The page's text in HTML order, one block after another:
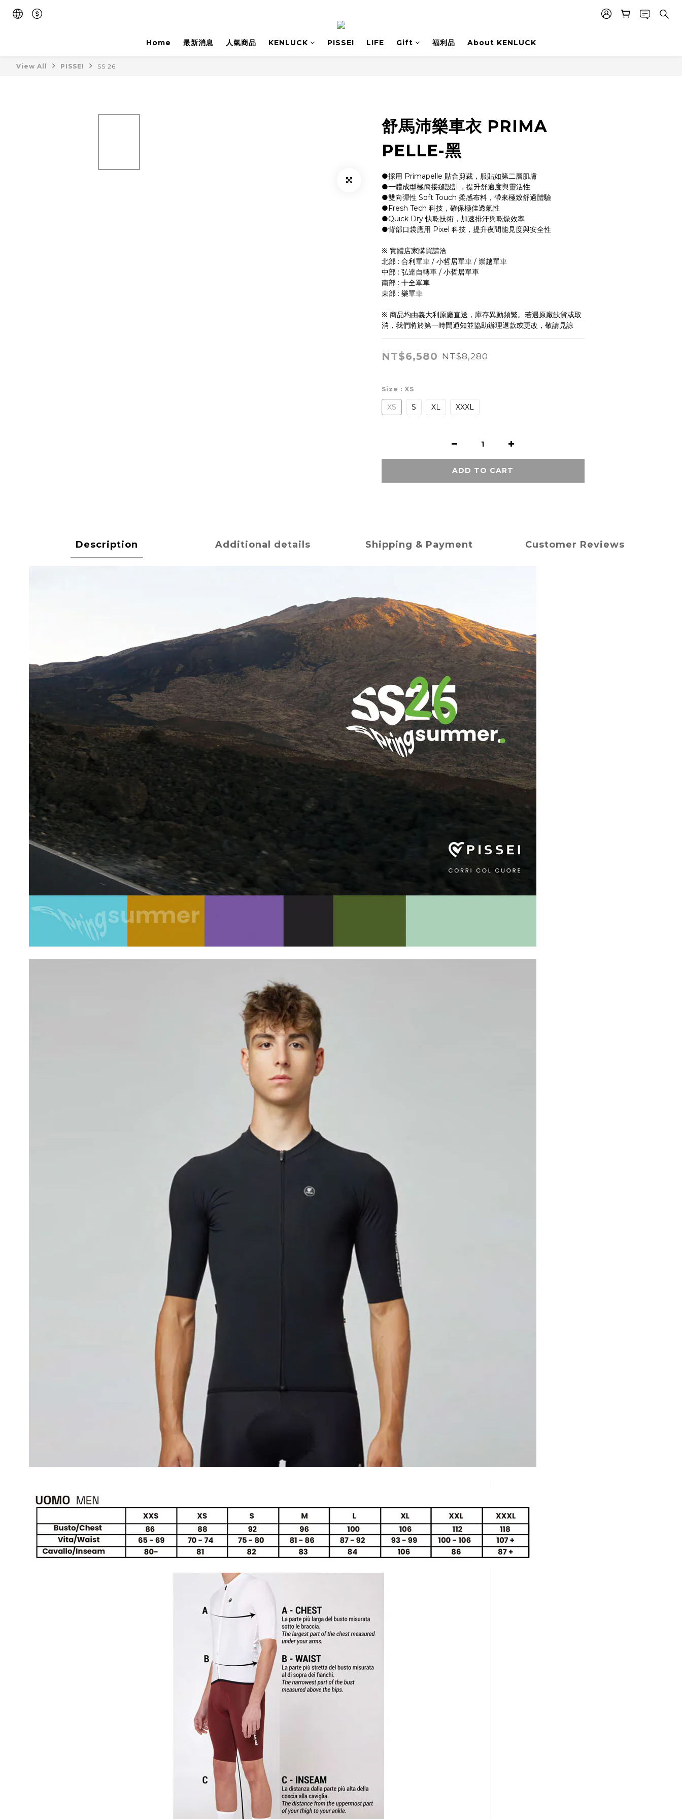
Home 最新消息 人氣商品 KENLUCK PISSEI LIFE Gift 福利品 About KENLUCK
View All PISSEI SS 26
舒馬沛樂車衣 PRIMA
PELLE-黑
●採用 Primapelle 貼合剪裁，服貼如第二層肌膚
●一體成型極簡接縫設計，提升舒適度與靈活性
●雙向彈性 Soft Touch 柔感布料，帶來極致舒適體驗
●Fresh Tech 科技，確保極佳透氣性
●Quick Dry 快乾技術，加速排汗與乾燥效率
●背部口袋應用 Pixel 科技，提升夜間能見度與安全性
※ 實體店家購買請洽
北部 : 合利單車 / 小哲居單車 / 崇越單車
中部 : 弘達自轉車 / 小哲居單車
南部 : 十全單車
東部 : 樂單車
※ 商品均由義大利原廠直送，庫存異動頻繁。若遇原廠缺貨或取
消，我們將於第一時間通知並協助辦理退款或更改，敬請見諒
NT$6,580 NT$8,280
Size : XS
XS S XL XXXL
ADD TO CART
Description Additional details Shipping & Payment Customer Reviews